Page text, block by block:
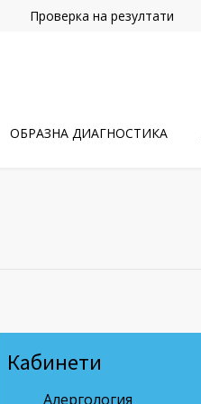
Проверка на резултати
ОБРАЗНА ДИАГНОСТИКА
Кабинети
Алергология